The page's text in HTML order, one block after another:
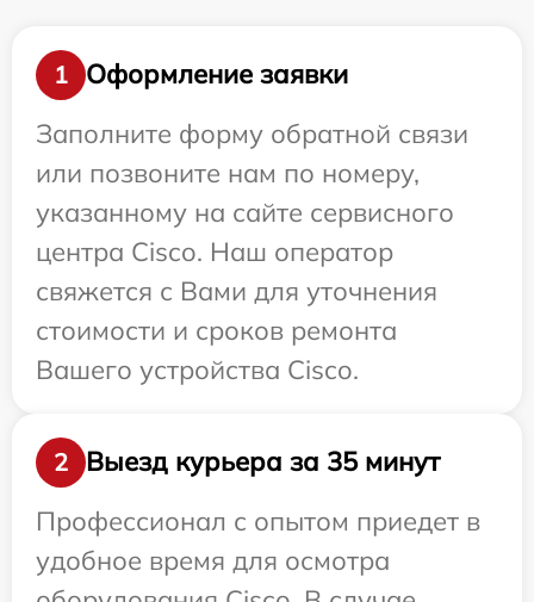
1
Оформление заявки
Заполните форму обратной связи
или позвоните нам по номеру,
указанному на сайте сервисного
центра Cisco. Наш оператор
свяжется с Вами для уточнения
стоимости и сроков ремонта
Вашего устройства Cisco.
2
Выезд курьера за 35 минут
Профессионал с опытом приедет в
удобное время для осмотра